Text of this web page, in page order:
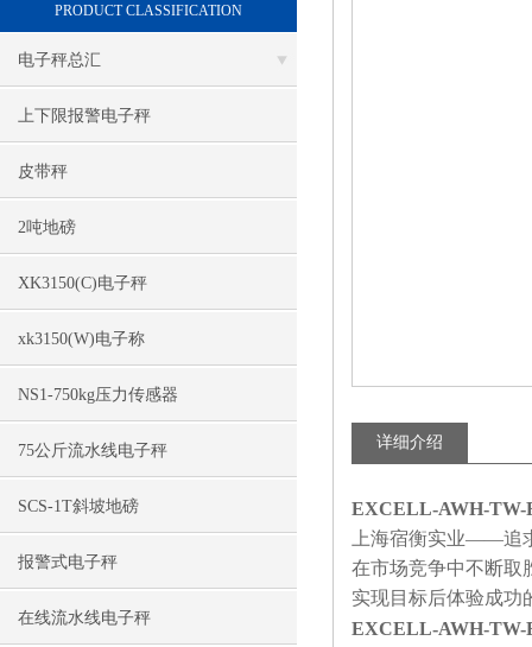
PRODUCT CLASSIFICATION
电子秤总汇
上下限报警电子秤
皮带秤
2吨地磅
XK3150(C)电子秤
xk3150(W)电子称
NS1-750kg压力传感器
75公斤流水线电子秤
SCS-1T斜坡地磅
报警式电子秤
在线流水线电子秤
详细介绍
EXCELL-AWH-TW-
上海宿衡实业——追
在市场竞争中不断取
实现目标后体验成功
EXCELL-AWH-TW-